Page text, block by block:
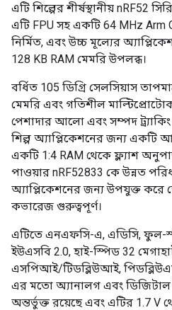
এটি শিল্পের শীর্ষস্থানীয় nRF52
এটি FPU সহ একটি 64 MHz Arm
নির্মিত, এবং উচ্চ মূল্যের
128 KB RAM মেমরি উপলব্ধ।
বর্ধিত 105 ডিগ্রি সেলসিয়াস
মেমরি এবং গতিশীল
পেশাদার আলো এবং সম্পদ
শিল্প অ্যাপ্লিকেশনের জন্য একটি
একটি 1:4 RAM থেকে ফ্ল্যাশ
পাওয়ার nRF52833 কে উন্নত
অ্যাপ্লিকেশনের জন্য উপযুক্ত করে
কভারেজ গুরুত্বপূর্ণ।
এটিতে এনএফসি-এ, এডিসি, ফুল-
ইউএসবি 2.0, হাই-স্পিড 32
এসপিআই/টিডব্লিউআই,
এর মতো অ্যানালগ এবং ডিজিটাল
অন্তর্ভুক্ত রয়েছে এবং এটির 1.7 V